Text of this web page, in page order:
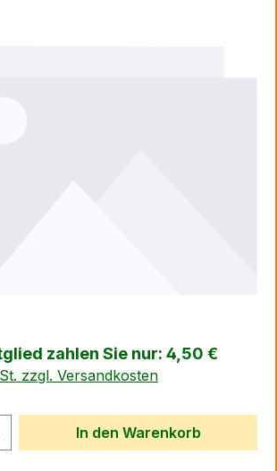
zahlen Sie nur: 4,50 €
zzgl. Versandkosten
Gib den
In den Warenkorb